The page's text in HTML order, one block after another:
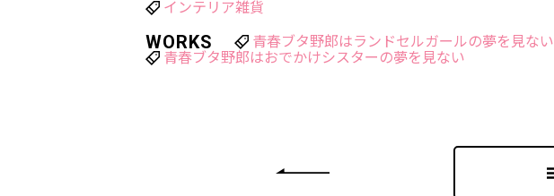
インテリア雑貨
WORKS
青春ブタ野郎はランドセルガールの夢を見ない
青春ブタ野郎はおでかけシスターの夢を見ない